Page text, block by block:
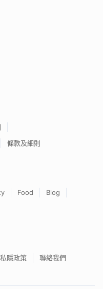
條款及細則
Food
Blog
私隱政策 聯絡我們